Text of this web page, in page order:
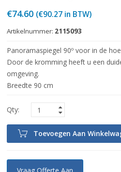
€74.60 (€90.27 in BTW)
Artikelnummer: 2115093
Panoramaspiegel 90º voor in de
Door de kromming heeft u een
omgeving.
Breedte 90 cm
Toevoegen Aan